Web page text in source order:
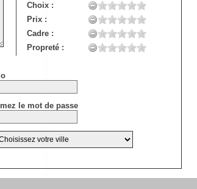
Choix :
Prix :
Cadre :
Propreté :
le mot de passe